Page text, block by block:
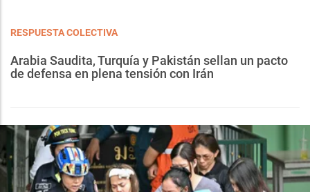
RESPUESTA COLECTIVA
Arabia Saudita, Turquía y Pakistán sellan un pacto
de defensa en plena tensión con Irán